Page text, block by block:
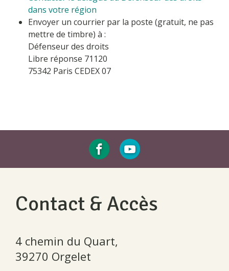
dans votre région
Envoyer un courrier par la poste (gratuit, ne pas
mettre de timbre) à :
Défenseur des droits
Libre réponse 71120
75342 Paris CEDEX 07
Contact & Accès
4 chemin du Quart,
39270 Orgelet